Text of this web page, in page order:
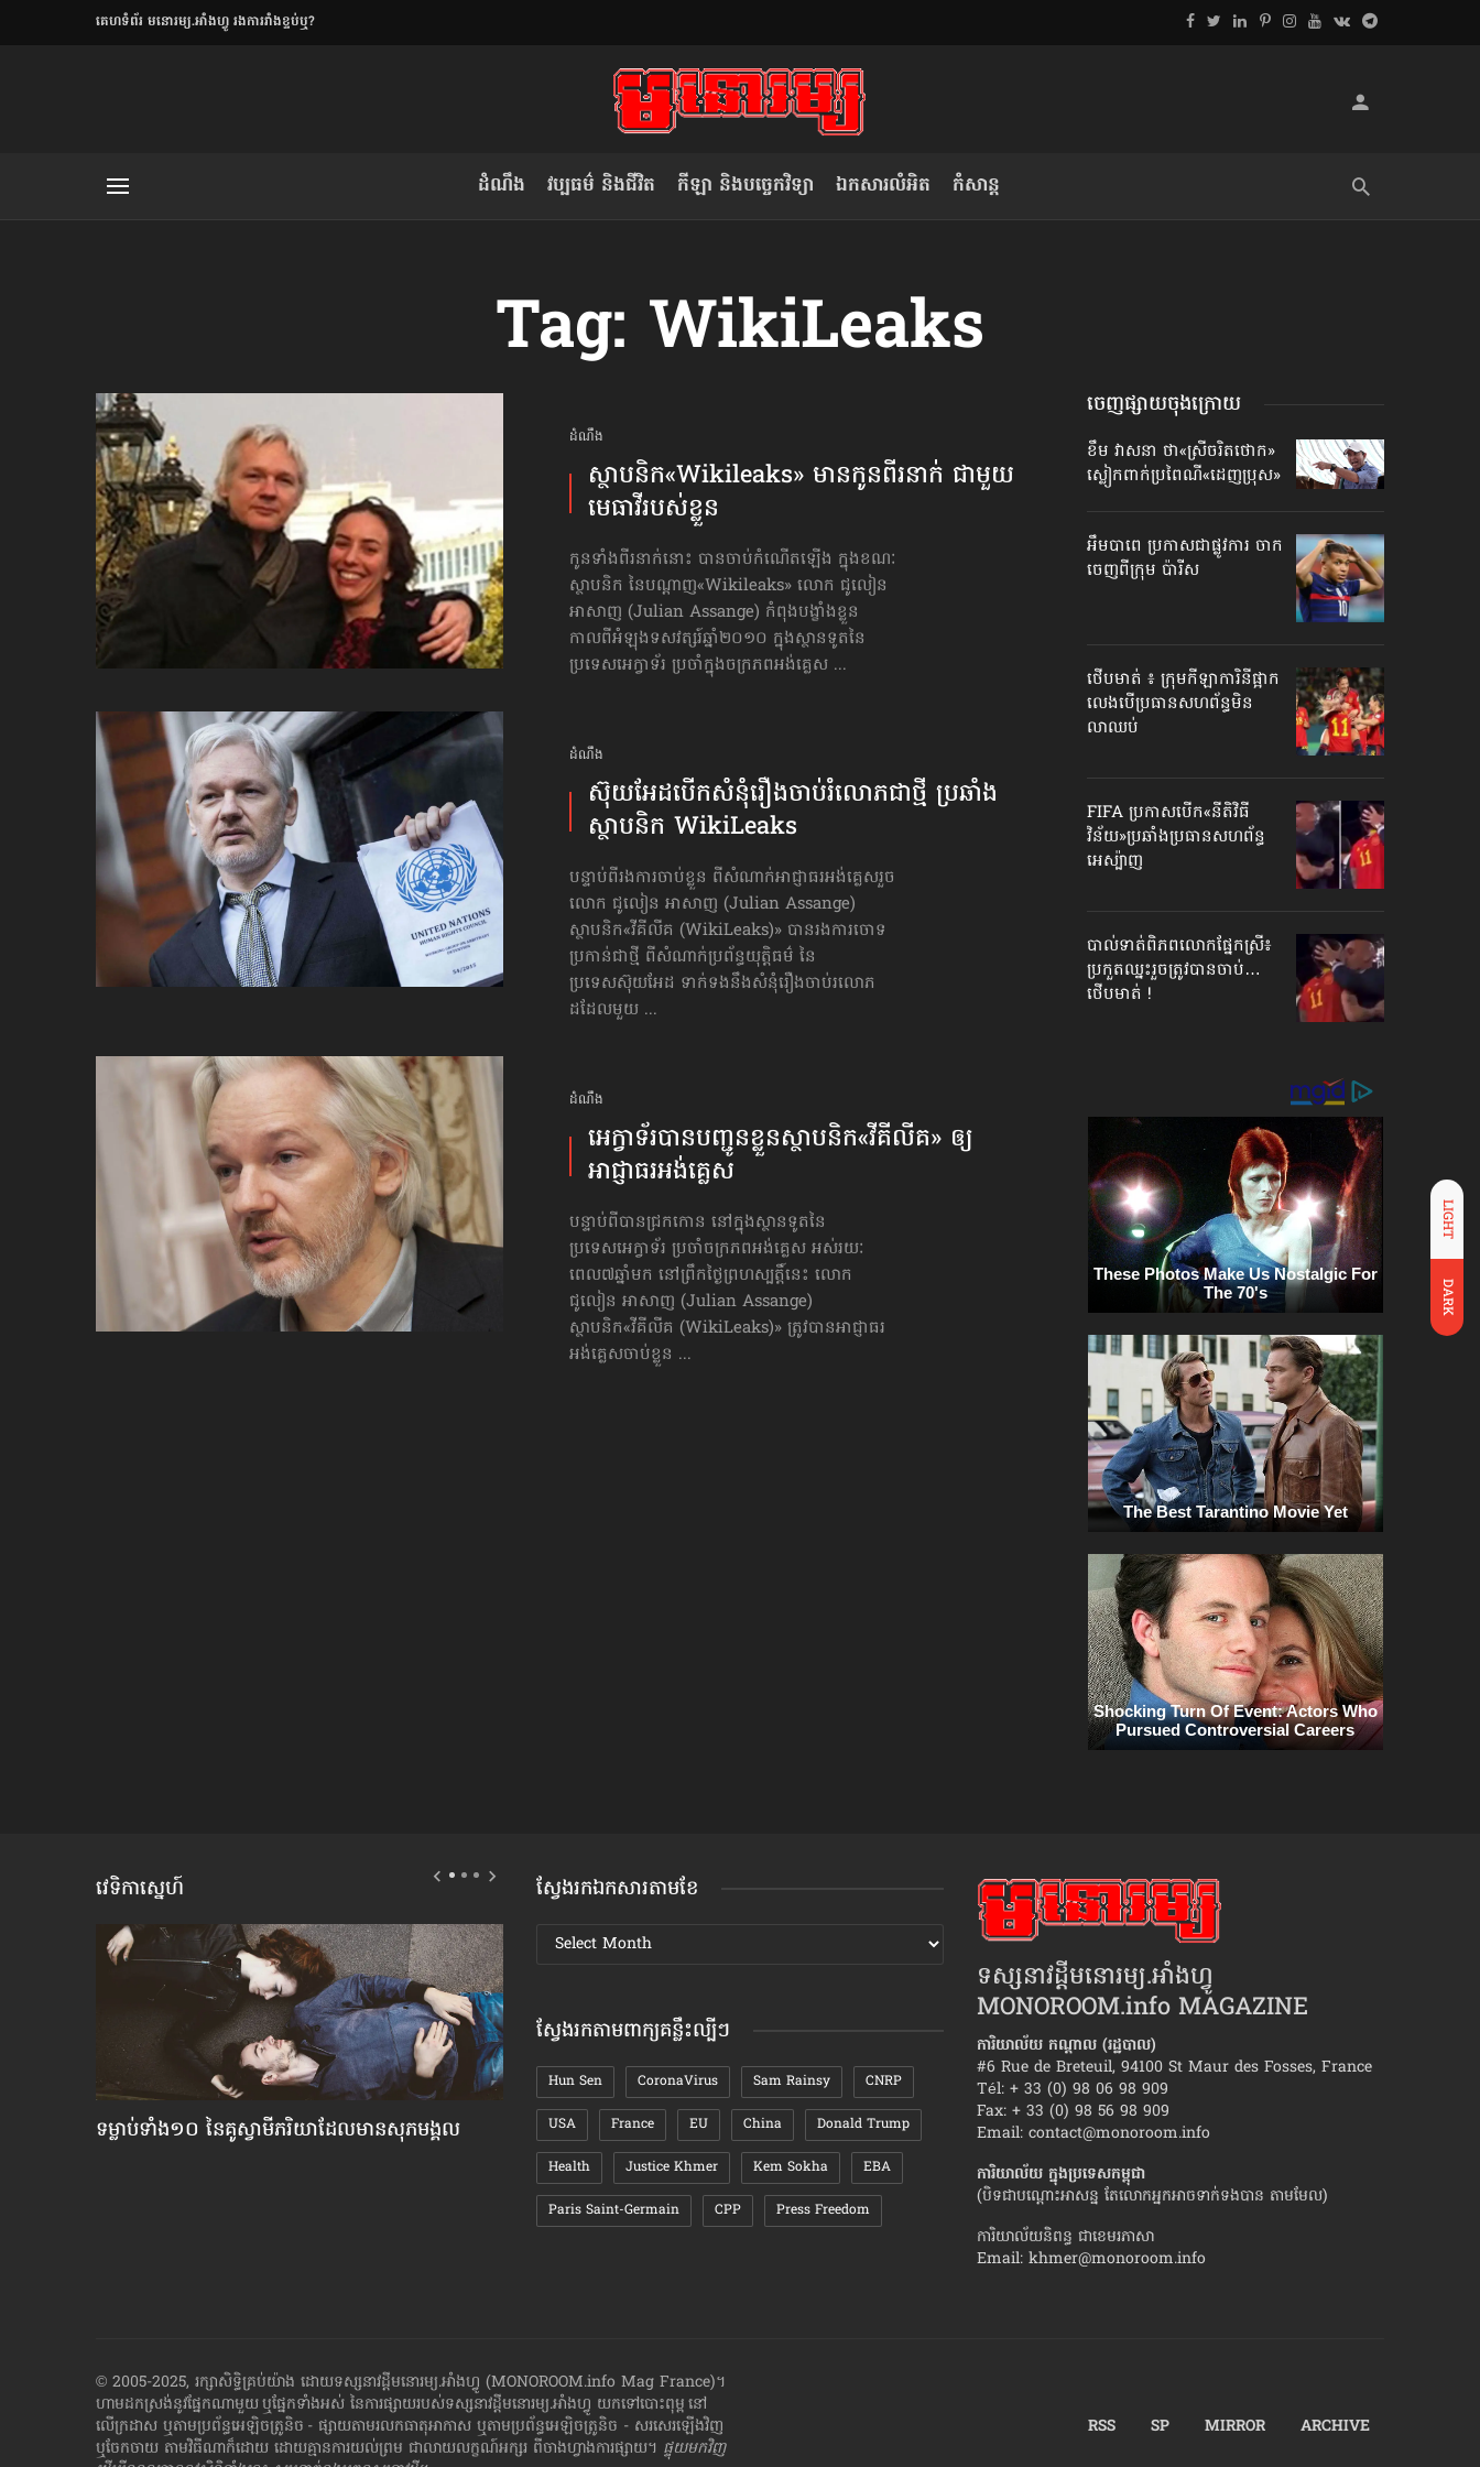
LIGHT
DARK
​គេហទំព័រ មនោរម្យ.អាំងហ្វូ រងការរាំងខ្ទប់ឬ?
ដំណឹង វប្បធម៌ និងជីវិត កីឡា និងបច្ចេកវិទ្យា ឯកសារលំអិត កំសាន្ដ
Tag: WikiLeaks
ដំណឹង
ស្ថាបនិក​«Wikileaks» មានកូន​ពីរនាក់ ជាមួយ​
មេធាវី​របស់​ខ្លួន
កូនទាំងពីរនាក់នោះ បានចាប់កំណើតឡើង ក្នុងខណៈ
ស្ថាបនិក នៃបណ្ដាញ«Wikileaks» លោក ជូលៀន
អាសាញ (Julian Assange) កំពុងបង្ខាំងខ្លួន
កាលពីអំឡុងទសវត្សរ៍ឆ្នាំ២០១០ ក្នុងស្ថានទូតនៃ
ប្រទេសអេក្វាទ័រ ប្រចាំក្នុងចក្រភពអង់គ្លេស ...
ដំណឹង
ស៊ុយអែដ​បើក​សំនុំរឿង​ចាប់​រំលោភ​ជាថ្មី ប្រឆាំង​
ស្ថាបនិក WikiLeaks
បន្ទាប់ពីរងការចាប់ខ្លួន ពីសំណាក់អាជ្ញាធរអង់គ្លេសរួច
លោក ជូលៀន អាសាញ (Julian Assange)
ស្ថាបនិក«វីគីលីគ (WikiLeaks)» បាន​រង​ការចោទ
ប្រកាន់​ជាថ្មី ពីសំណាក់​ប្រព័ន្ធយុត្តិធម៌ នៃ
ប្រទេសស៊ុយអែដ ទាក់ទងនឹងសំនុំរឿង​ចាប់រលោភ
ដដែលមួយ ...
ដំណឹង
អេក្វាទ័រ​បាន​បញ្ជូនខ្លួន​ស្ថាបនិក​«វីគីលីគ» ឲ្យ​
អាជ្ញាធរ​អង់គ្លេស
បន្ទាប់ពីបានជ្រកកោន នៅក្នុងស្ថានទូតនៃ
ប្រទេសអេក្វាទ័រ ប្រចាំចក្រភពអង់គ្លេស អស់រយៈ
ពេល៧ឆ្នាំមក នៅព្រឹកថ្ងៃព្រហស្បត្តិ៍នេះ លោក
ជូលៀន អាសាញ (Julian Assange)
ស្ថាបនិក«វីគីលីគ (WikiLeaks)» ត្រូវបានអាជ្ញាធរ
អង់គ្លេសចាប់ខ្លួន ...
ចេញផ្សាយចុងក្រោយ
ខឹម វាសនា ថា«ស្រីចរិតថោក»​
ស្លៀកពាក់ប្រពៃណី​«ដេញប្រុស»
អឹមបាពេ ប្រកាសជាផ្លូវការ ចាក
ចេញពីក្រុម ប៉ារីស
ថើបមាត់ ៖ ក្រុមកីឡាការិនី​ផ្អាក
លេង​​បើប្រធានសហព័ន្ធ​មិន
លាឈប់
FIFA ប្រកាសបើក​«នីតិវិធី
វិន័យ»​ប្រឆាំងប្រធានសហព័ន្ធ​
អេស្ប៉ាញ
បាល់ទាត់​ពិភពលោក​ផ្នែកស្រី៖
ប្រកួតឈ្នះរួច​ត្រូវបានចាប់…
ថើបមាត់ !
វេទិកាស្នេហ៍
ទម្លាប់​ទាំង១០ នៃ​គូ​ស្វាមី​ភរិយា​ដែល​មាន​សុភមង្គល
ប្រយោគ​សំខាន់ៗ ដែល​អ្នក​ត្រូវ​រំឭក​ខ្លួនឯង​ពេល​
ដែល​ស្នេហា​បែកបាក់
វិធី​ធ្វើ​ឱ្យ​មិត្ត​ស្រី​ខ្លួន​មាន​អារម្មណ៍​ថា នាង​ជា​មនុស្ស​
ស្វែងរកឯកសារតាមខែ
ស្វែងរក
ឯកសារ
ស្វែងរកតាមពាក្យគន្លឹះល្បីៗ
Hun Sen CoronaVirus Sam Rainsy CNRP
USA France EU China Donald Trump
Health Justice Khmer Kem Sokha EBA
Paris Saint-Germain CPP Press Freedom
ទស្សនាវដ្ដីមនោរម្យ.អាំងហ្វូ
MONOROOM.info MAGAZINE
ការិយាល័យ កណ្ដាល (រដ្ឋបាល)
#6 Rue de Breteuil, 94100 St Maur des Fosses, France
Tél: + 33 (0) 98 06 98 909
Fax: + 33 (0) 98 56 98 909
Email: contact@monoroom.info
ការិយាល័យ ក្នុង​ប្រទេស​កម្ពុជា
(បិទជាបណ្ដោះអាសន្ន តែលោកអ្នកអាចទាក់ទងបាន តាមមែល)
ការិយាល័យនិពន្ធ ជាខេមរភាសា
Email: khmer@monoroom.info
© 2005-2025, រក្សាសិទ្ធិគ្រប់យ៉ាង ដោយទស្សនាវដ្ដី​មនោរម្យ.អាំងហ្វូ (MONOROOM.info Mag France)។
ហាម​ដក​ស្រង់​នូវ​ផ្នែក​ណា​មួយ​ ឬ​ផ្នែក​ទាំង​អស់ ​នៃ​ការ​ផ្សាយ​របស់​ទស្សនាវដ្ដី​​មនោរម្យ.អាំងហ្វូ យក​ទៅ​​បោះពុម្ព នៅ
លើក្រដាស ឬតាម​ប្រព័ន្ធ​អេឡិច​ត្រូនិច - ផ្សាយ​តាម​រលក​ធាតុអាកាស ឬតាមប្រព័ន្ធអេឡិចត្រូនិច - សរសេរ​ឡើង​វិញ
ឬ​ចែក​ចាយ​ តាមវិធីណាក៏ដោយ ដោយ​គ្មាន​ការ​យល់ព្រម ជា​លាយ​លក្ខណ៍​អក្សរ​ ពី​ចាងហ្វាង​ការ​ផ្សាយ​។ ផ្ទុយមកវិញ
RSS SP MIRROR ARCHIVE
សម រង្ស៊ី៖ កម្ពុជាគួរមើលគំរូ​តាម​
វៀតណាម ក្នុង​ការប្តូរ​មេដឹកនាំ របស់​
ខ្លួន
លិខិតប្រិយមិត្ត៖ «កាមតណ្ហា​
មនុស្ស»
ខឹម វាសនា ថា«ស្រី
ចរិតថោក»​ស្លៀកពាក់
ប្រពៃណី​«ដេញប្រុស»
អឹមបាពេ ប្រកាសជាផ្លូវការ
ចាកចេញពីក្រុម ប៉ារីស
ថើបមាត់ ៖ ក្រុមកីឡាការិនី​
ផ្អាកលេង​​បើប្រធានសហព័ន្ធ​